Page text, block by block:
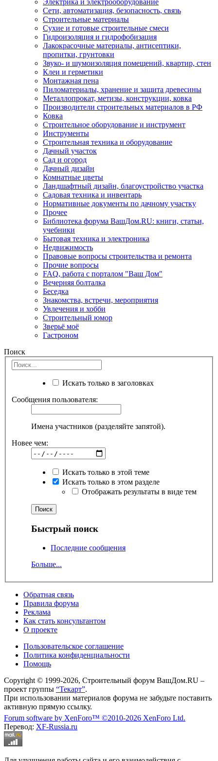
Сети, автоматизация, безопасность, связь
Строительные материалы
Сухие и готовые строительные смеси
Гидроизоляция и гидрофобизация
Лакокрасочные материалы, антисептики,
пропитки, грунтовки
Звуко- и шумоизоляция помещений, квартир, стен
Клеи и герметики
Монтажная пена
Пиломатериалы, хранение и защита древесины
Металлопрокат, метизы, конструкции, ковка
Производители строительных материалов в РФ
Ковка
Строительное оборудование и инструмент
Инструменты
Строительная техника и оборудование
Дачный участок
Сад и огород
Дачный дизайн
Комнатные цветы
Ландшафтный дизайн, благоустройство участка
Садовая техника и инвентарь
Нормативные документы по дачному участку
Прочее
Библиотека форума ВашДом.RU: книги, статьи,
учебники
Бытовая техника и электроника
Недвижимость
Правовые вопросы строительства и ремонта
Прочие вопросы
FAQ, работа с порталом "Ваш Дом"
Вечерняя болталка
Беседка
Знакомства, встречи, мероприятия
Увлечения и хобби
Строительный юмор
Зверьё моё
Гастроном
Поиск
Искать только в заголовках
Сообщения пользователя:
Имена участников (разделяйте запятой).
Новее чем:
Искать только в этой теме
Искать только в этом разделе
Отображать результаты в виде тем
Быстрый поиск
Последние сообщения
Больше...
Обратная связь
Правила форума
Реклама
Как стать консультантом
О проекте
Пользовательское соглашение
Политика конфиденциальности
Помощь
Copyright © 1999-2026, Строительный форум ВашДом.RU –
проект группы “Текарт”.
При использовании материалов форума не забудьте поставить
активную прямую ссылку.
Forum software by XenForo™ ©2010-2026 XenForo Ltd.
Перевод: XF-Russia.ru